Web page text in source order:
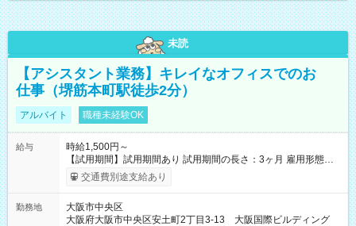
未読
【アシスタント業務】キレイなオフィスでのお
仕事（堺筋本町駅徒歩2分）
アルバイト 職種未経験OK
給与
時給1,500円～
【試用期間】試用期間あり 試用期間の長さ：3ヶ月 雇用形態、
給与は本採用時と同じです。
交通費別途支給あり
勤務地
大阪市中央区
大阪府大阪市中央区安土町2丁目3-13 大阪国際ビルディング